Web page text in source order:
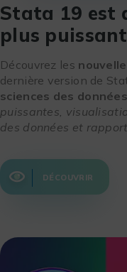
Stata 19 est
plus
Découvrez les
dernière version de
sciences des données
puissantes,
des données et
DÉCOUVRIR